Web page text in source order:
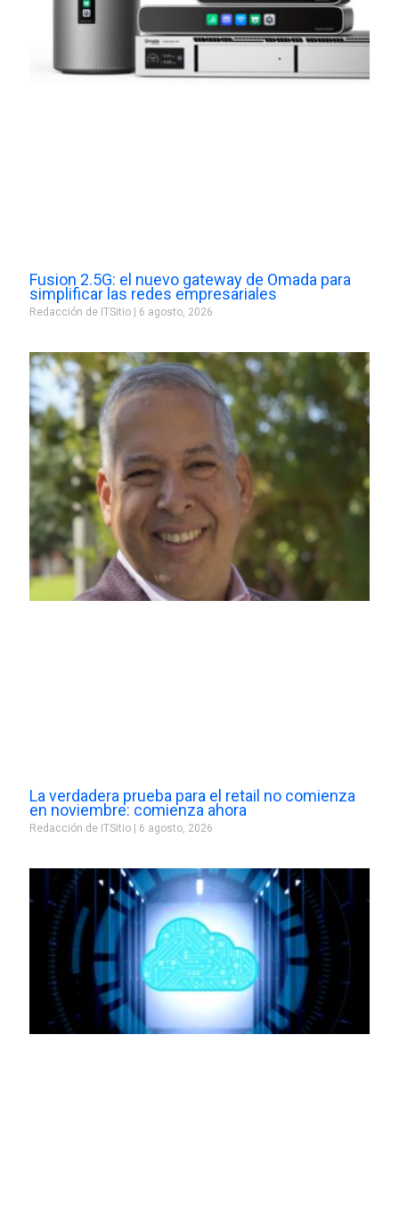
Fusion 2.5G: el nuevo gateway de Omada para
simplificar las redes empresariales
Redacción de ITSitio 6 agosto, 2026
La verdadera prueba para el retail no comienza
en noviembre: comienza ahora
Redacción de ITSitio 6 agosto, 2026